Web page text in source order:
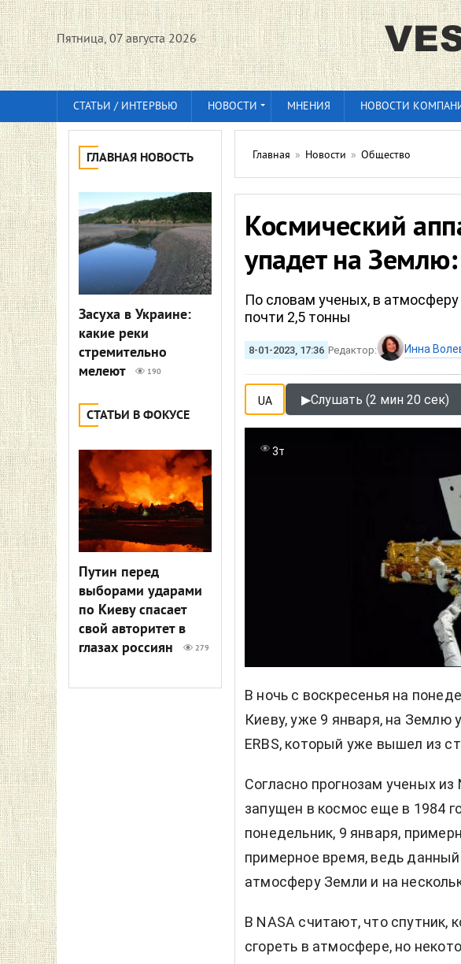
Пятница, 07 августа 2026
СТАТЬИ / ИНТЕРВЬЮ НОВОСТИ МНЕНИЯ НОВОСТИ
ГЛАВНАЯ НОВОСТЬ
Засуха в Украине:
какие реки
стремительно
мелеют
190
СТАТЬИ В ФОКУСЕ
Путин перед
выборами ударами
по Киеву спасает
свой авторитет в
глазах россиян
279
Главная » Новости » Общество
Космический
упадет на Землю:
По словам ученых, в
почти 2,5 тонны
8-01-2023, 17:36 Редактор: Инна
UA ▶Слушать (2 мин 20 сек)
3т
В ночь с воскресенья на
Киеву, уже 9 января, на Землю
ERBS, который уже вышел из
Согласно прогнозам ученых из
запущен в космос еще в 1984
понедельник, 9 января,
примерное время, ведь
атмосферу Земли и на
В NASA считают, что спутник,
сгореть в атмосфере, но